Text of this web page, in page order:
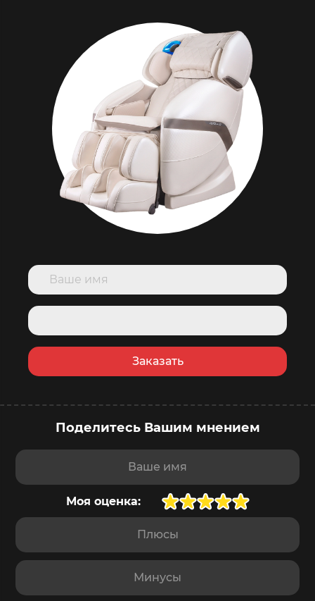
Заказать
купить сейчас
в корзину
Поделитесь Вашим мнением
Моя оценка:
Ваше имя
Плюсы
Минусы